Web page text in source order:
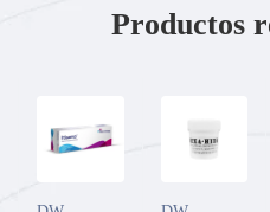
Productos